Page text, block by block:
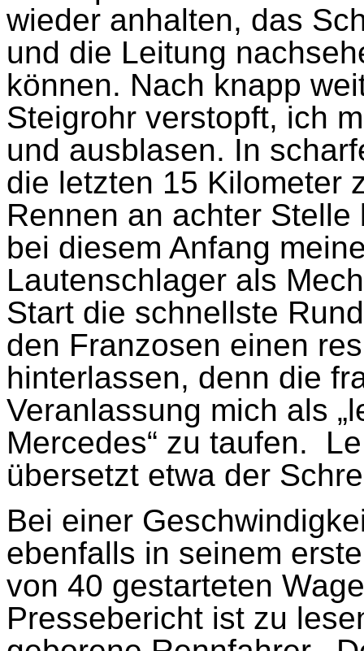
wieder anhalten, das
und die Leitung
können. Nach knapp
Steigrohr verstopft, ich
und ausblasen. In
die letzten 15 Kilometer
Rennen an achter
bei diesem Anfang
Lautenschlager als
Start die schnellste
den Franzosen einen
hinterlassen, denn die
Veranlassung mich als
Mercedes“ zu taufen.
übersetzt etwa der
Bei einer
ebenfalls in seinem
von 40 gestarteten
Pressebericht ist zu